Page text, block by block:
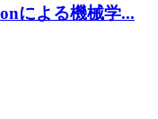
による機械学...